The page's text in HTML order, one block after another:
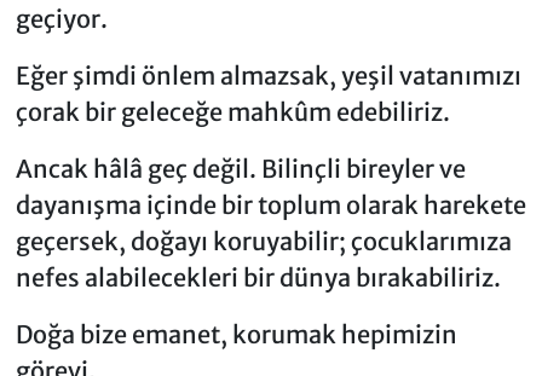
geçiyor.
Eğer şimdi önlem almazsak, yeşil vatanımızı
çorak bir geleceğe mahkûm edebiliriz.
Ancak hâlâ geç değil. Bilinçli bireyler ve
dayanışma içinde bir toplum olarak harekete
geçersek, doğayı koruyabilir; çocuklarımıza
nefes alabilecekleri bir dünya bırakabiliriz.
Doğa bize emanet, korumak hepimizin